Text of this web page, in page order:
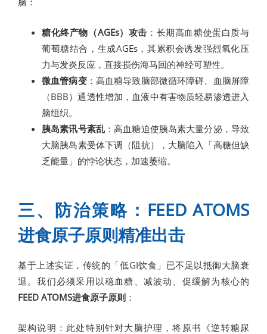
糖化终产物（AGEs）攻击 ：长期高血糖使蛋白质与
葡萄糖结合，生成AGEs，其累积会诱发强烈氧化压
力与发炎反应，直接损伤海马回的神经可塑性。
微血管病变：高血糖导致脑部微循环障碍、血脑屏障
（BBB）通透性增加，血液中有害物质轻易渗透进入
脑组织。
胰岛素讯号紊乱：高血糖迫使胰岛素大量分泌，导致
大脑胰岛素受体下调（阻抗），大脑陷入「高糖但缺
乏能量」的悖论状态，加速萎缩。
三、防治策略：FEED ATOMS
进食原子原则精准出击
基于上述实证，传统的「低GI饮食」已不足以抵御大脑衰
退。我们必须采用以稳血糖、减波动、促缓解为核心的
FEED ATOMS进食原子原则 ：
架构说明：此处特别针对大脑护理，将原书《逆转糖尿